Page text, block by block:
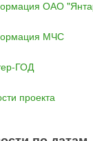
ОАО
МЧС
ГОД
проекта